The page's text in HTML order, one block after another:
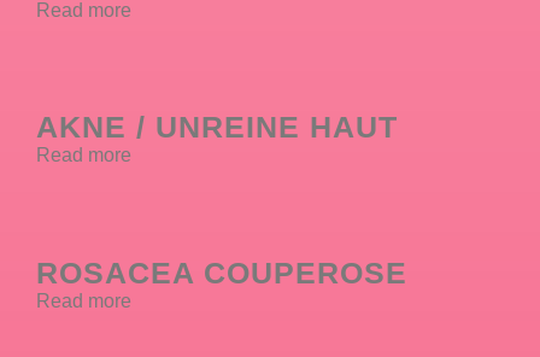
Read more
AKNE / UNREINE HAUT
Read more
ROSACEA COUPEROSE
Read more